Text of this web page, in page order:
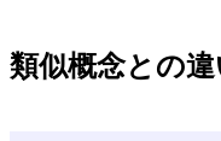
類似概念との